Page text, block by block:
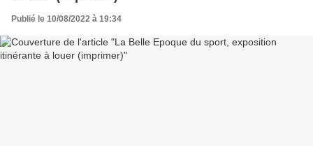
Publié le 10/08/2022 à 19:34